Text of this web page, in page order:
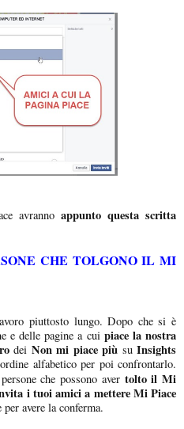
avrannoappunto questa scritta
CHE TOLGONO IL MI
piuttosto lungo. Dopo che si è
e delle pagine a cui piace la nostra
dei Non mi piace più su Insights
alfabetico per poi confrontarlo.
che possono avertolto il Mi
i tuoi amici a mettere Mi Piace
avere la conferma.